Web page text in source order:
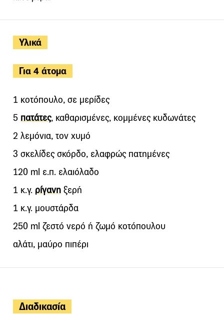
Υλικά
Για 4 άτομα
1 κοτόπουλο, σε μερίδες
5 πατάτες, καθαρισμένες, κομμένες κυδωνάτες
2 λεμόνια, τον χυμό
3 σκελίδες σκόρδο, ελαφρώς πατημένες
120 ml ε.π. ελαιόλαδο
1 κ.γ. ρίγανη ξερή
1 κ.γ. μουστάρδα
250 ml ζεστό νερό ή ζωμό κοτόπουλου
αλάτι, μαύρο πιπέρι
Διαδικασία